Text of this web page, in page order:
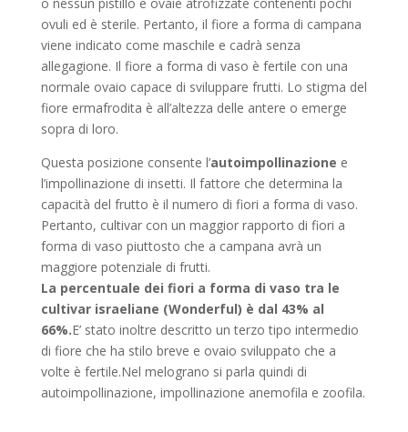
ovuli ed è sterile. Pertanto, il fiore a forma di campana
viene indicato come maschile e cadrà senza
allegagione. Il fiore a forma di vaso è fertile con una
normale ovaio capace di sviluppare frutti. Lo stigma del
fiore ermafrodita è all’altezza delle antere o emerge
sopra di loro.
Questa posizione consente l’autoimpollinazione e
l’impollinazione di insetti. Il fattore che determina la
capacità del frutto è il numero di fiori a forma di vaso.
Pertanto, cultivar con un maggior rapporto di fiori a
forma di vaso piuttosto che a campana avrà un
maggiore potenziale di frutti.
La percentuale dei fiori a forma di vaso tra le
cultivar israeliane (Wonderful) è dal 43% al
66%.E’ stato inoltre descritto un terzo tipo intermedio
di fiore che ha stilo breve e ovaio sviluppato che a
volte è fertile.Nel melograno si parla quindi di
autoimpollinazione, impollinazione anemofila e zoofila.